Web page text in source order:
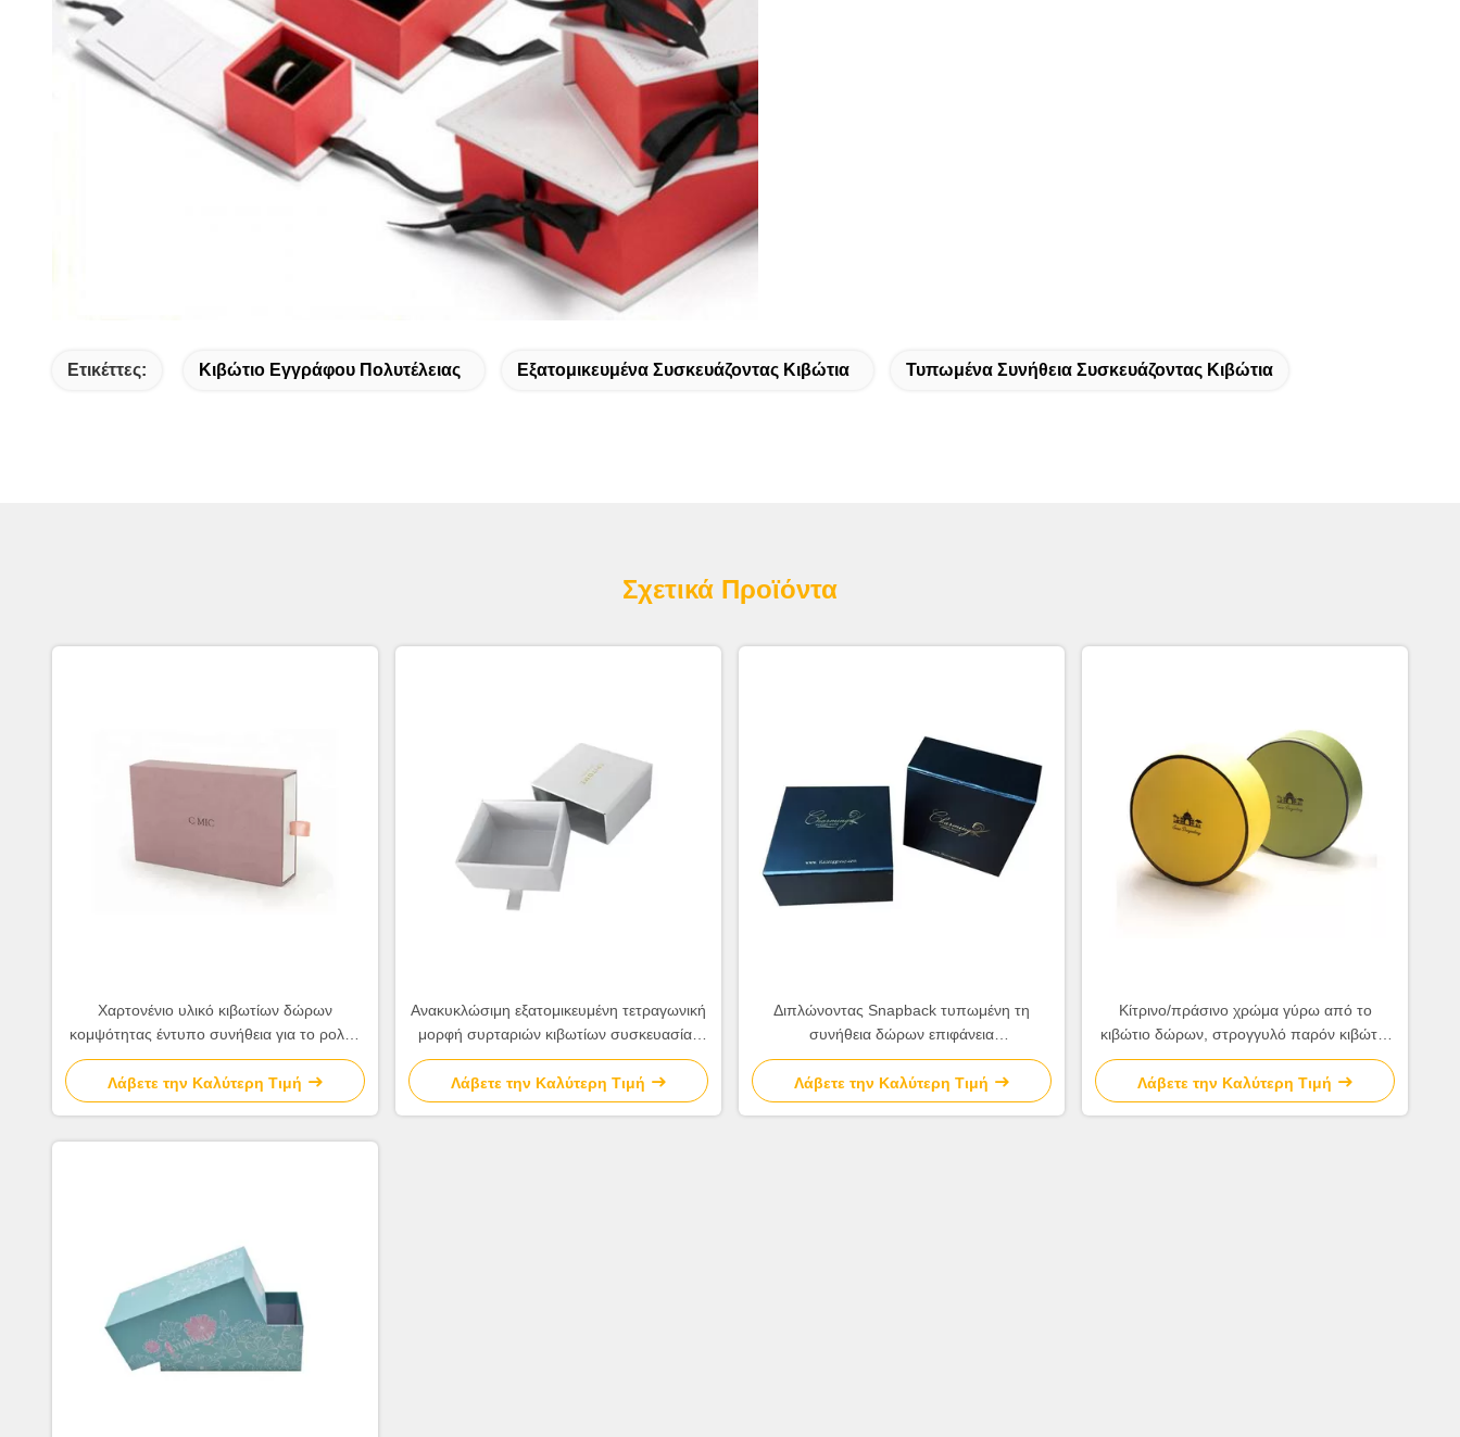
Ετικέττες: Κιβώτιο Εγγράφου Πολυτέλειας Εξατομικευμένα Συσκευάζοντας Κιβώτια Τυπωμένα Συνήθεια Συσκευάζοντας Κιβώτια
Σχετικά Προϊόντα
Χαρτονένιο υλικό κιβωτίων δώρων
κομψότητας έντυπο συνήθεια για το ρολόι/
το κερί/τη σοκολάτα
Λάβετε την Καλύτερη Τιμή
Ανακυκλώσιμη εξατομικευμένη τετραγωνική
μορφή συρταριών κιβωτίων συσκευασίας
για το κόσμημα
Λάβετε την Καλύτερη Τιμή
Διπλώνοντας Snapback τυπωμένη τη
συνήθεια δώρων επιφάνεια
ελασματοποίησης μεταλλινών κιβωτίων
στιλπνή τελειώστε
Λάβετε την Καλύτερη Τιμή
Κίτρινο/πράσινο χρώμα γύρω από το
κιβώτιο δώρων, στρογγυλό παρόν κιβώτιο
για τα γενέθλια/επέτειος
Λάβετε την Καλύτερη Τιμή